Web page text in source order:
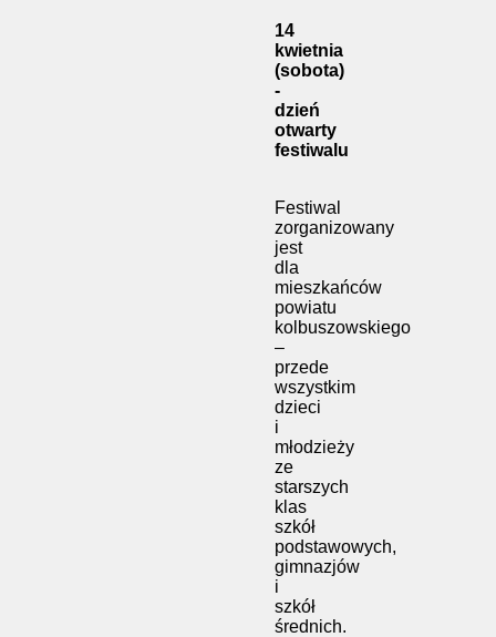
14
kwietnia
(sobota)
-
dzień
otwarty
festiwalu
Festiwal
zorganizowany
jest
dla
mieszkańców
powiatu
kolbuszowskiego
–
przede
wszystkim
dzieci
i
młodzieży
ze
starszych
klas
szkół
podstawowych,
gimnazjów
i
szkół
średnich.